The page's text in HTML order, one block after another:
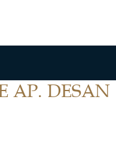
AP. DESAN